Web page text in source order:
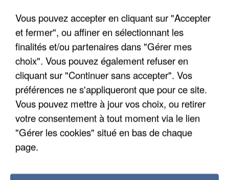
APRÈS TOUTES CES CANICULES, LES REFUGES
DE FAUNE SAUVAGE SONT...
Vous pouvez accepter en cliquant sur "Accepter
et fermer", ou affiner en sélectionnant les
finalités et/ou partenaires dans "Gérer mes
choix". Vous pouvez également refuser en
cliquant sur "Continuer sans accepter". Vos
préférences ne s'appliqueront que pour ce site.
Vous pouvez mettre à jour vos choix, ou retirer
votre consentement à tout moment via le lien
"Gérer les cookies" situé en bas de chaque
page.